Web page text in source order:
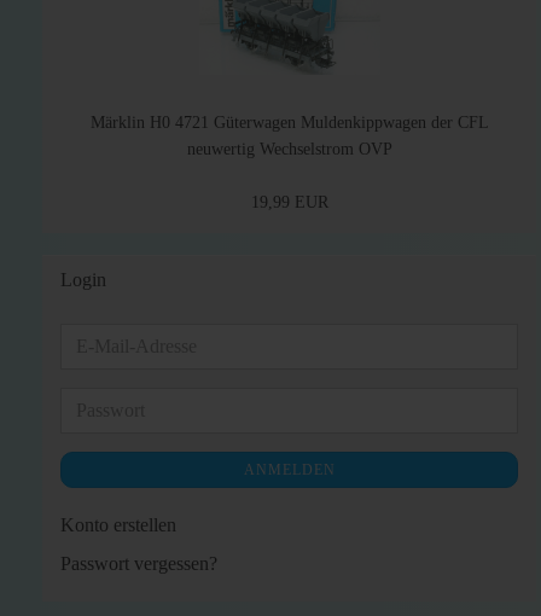
Märklin H0 4721 Güterwagen Muldenkippwagen der CFL
neuwertig Wechselstrom OVP
19,99 EUR
Login
ANMELDEN
Konto erstellen
Passwort vergessen?